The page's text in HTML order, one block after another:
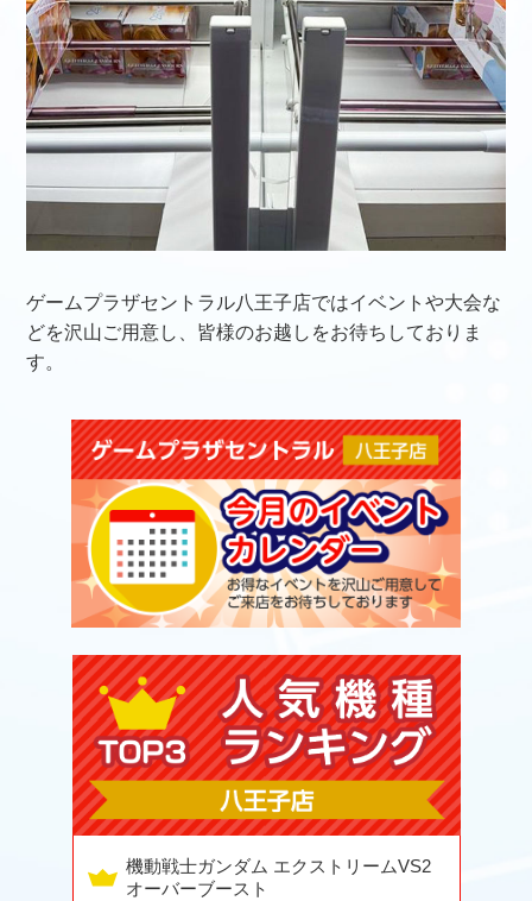
ゲームプラザセントラル八王子店ではイベントや大会な
どを沢山ご用意し、皆様のお越しをお待ちしておりま
す。
機動戦士ガンダム エクストリームVS2
オーバーブースト